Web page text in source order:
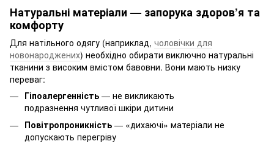
Натуральні матеріали — запорука здоров’я та
комфорту
Для натільного одягу (наприклад, чоловічки для
новонароджених) необхідно обирати виключно натуральні
тканини з високим вмістом бавовни. Вони мають низку
переваг:
Гіпоалергенність — не викликають
подразнення чутливої шкіри дитини
Повітропроникність — «дихаючі» матеріали не
допускають перегріву